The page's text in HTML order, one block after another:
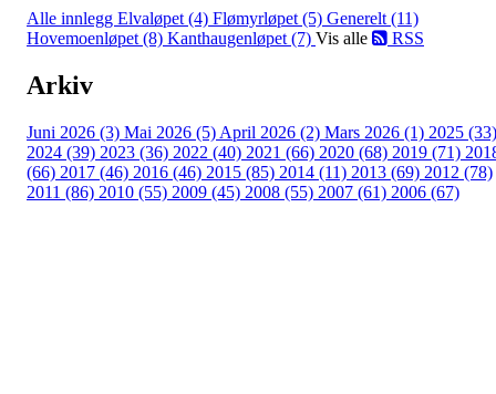
Alle innlegg Elvaløpet (4) Flømyrløpet (5) Generelt (11)
Hovemoenløpet (8) Kanthaugenløpet (7) Vis alle RSS
Arkiv
Juni 2026 (3) Mai 2026 (5) April 2026 (2) Mars 2026 (1) 2025 (33)
2024 (39) 2023 (36) 2022 (40) 2021 (66) 2020 (68) 2019 (71)
(66) 2017 (46) 2016 (46) 2015 (85) 2014 (11) 2013 (69) 2012 (78)
2011 (86) 2010 (55) 2009 (45) 2008 (55) 2007 (61) 2006 (67)